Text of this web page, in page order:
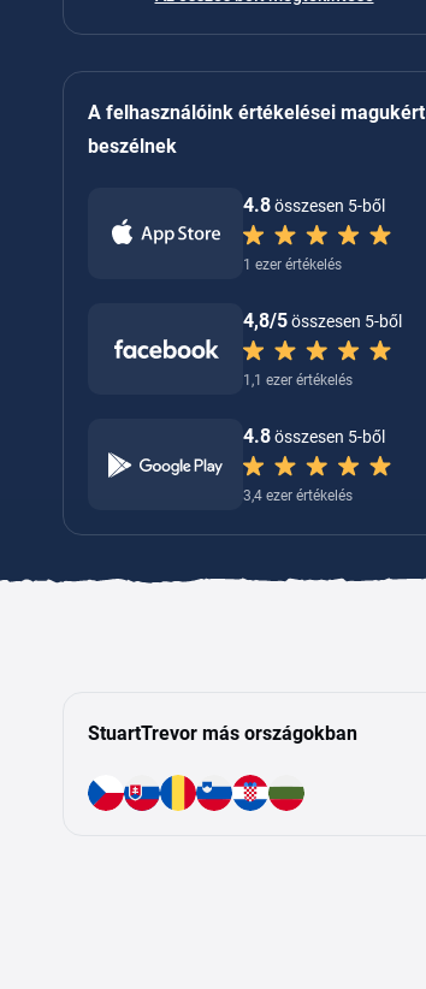
A felhasználóink értékelései magukért
beszélnek
4.8összesen 5-ből
1 ezer értékelés
4,8/5összesen 5-ből
1,1 ezer értékelés
4.8összesen 5-ből
3,4 ezer értékelés
StuartTrevor más országokban